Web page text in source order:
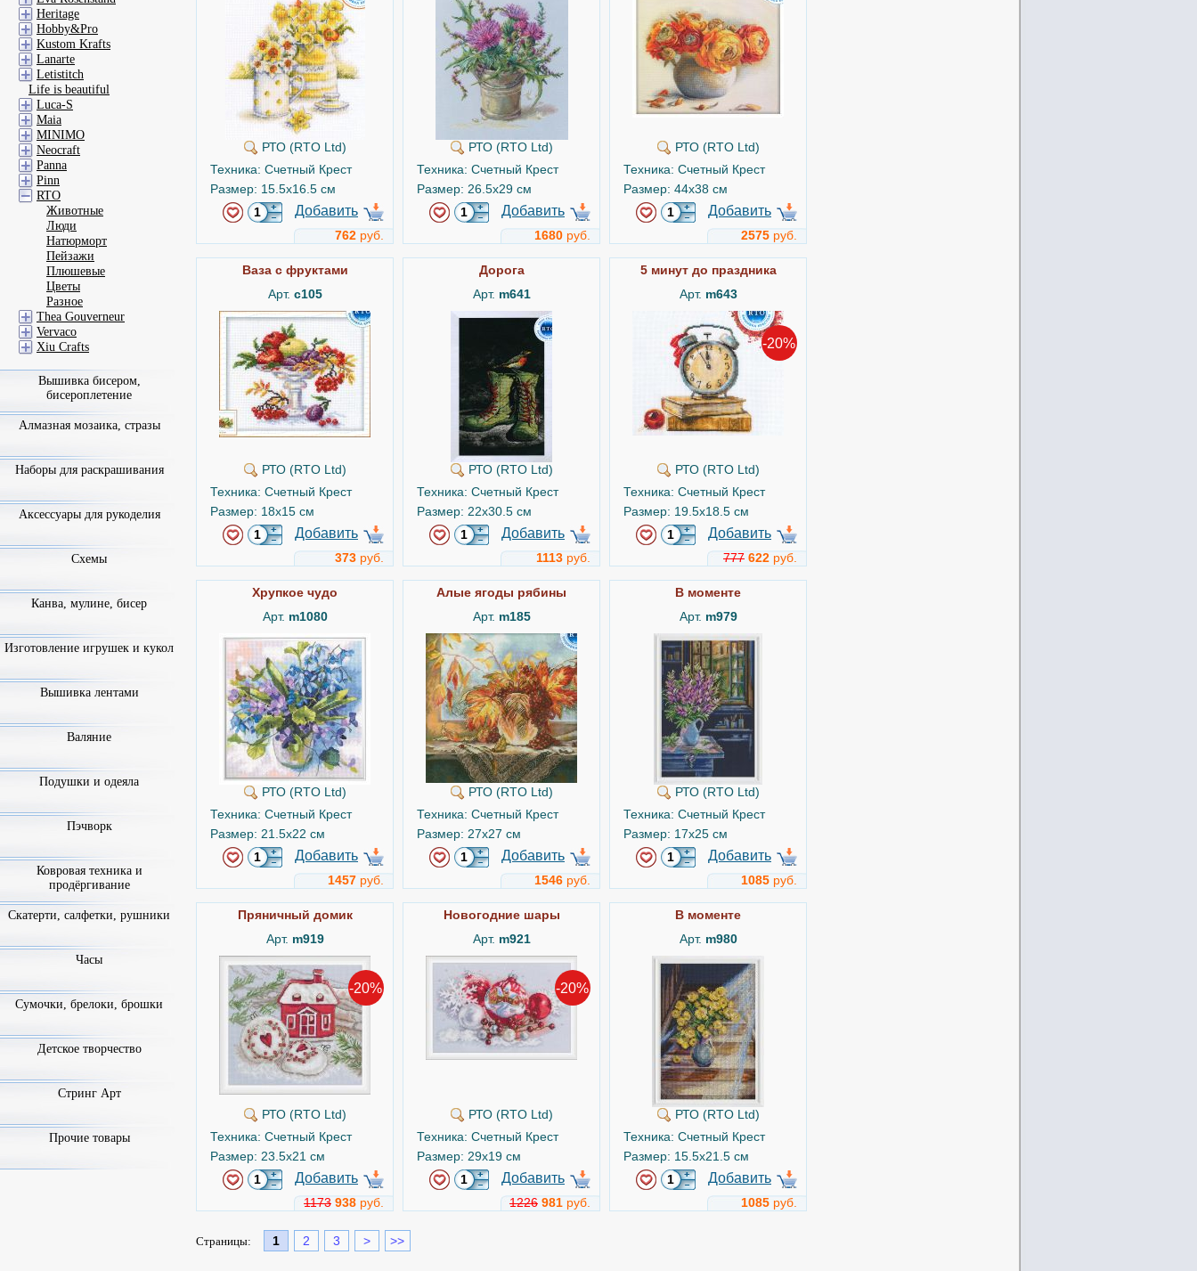
РТО (RTO Ltd)
Техника: Счетный Крест
Размер: 15.5x16.5 см
Добавить
762 руб.
РТО (RTO Ltd)
Техника: Счетный Крест
Размер: 26.5x29 см
Добавить
1680 руб.
РТО (RTO Ltd)
Техника: Счетный Крест
Размер: 44x38 см
Добавить
2575 руб.
Ваза с фруктами
Арт. c105
РТО (RTO Ltd)
Техника: Счетный Крест
Размер: 18x15 см
Добавить
373 руб.
Дорога
Арт. m641
РТО (RTO Ltd)
Техника: Счетный Крест
Размер: 22x30.5 см
Добавить
1113 руб.
5 минут до праздника
Арт. m643
-20%
РТО (RTO Ltd)
Техника: Счетный Крест
Размер: 19.5x18.5 см
Добавить
777 622 руб.
Хрупкое чудо
Арт. m1080
РТО (RTO Ltd)
Техника: Счетный Крест
Размер: 21.5x22 см
Добавить
1457 руб.
Алые ягоды рябины
Арт. m185
РТО (RTO Ltd)
Техника: Счетный Крест
Размер: 27x27 см
Добавить
1546 руб.
В моменте
Арт. m979
РТО (RTO Ltd)
Техника: Счетный Крест
Размер: 17x25 см
Добавить
1085 руб.
Пряничный домик
Арт. m919
-20%
РТО (RTO Ltd)
Техника: Счетный Крест
Размер: 23.5x21 см
Добавить
1173 938 руб.
Новогодние шары
Арт. m921
-20%
РТО (RTO Ltd)
Техника: Счетный Крест
Размер: 29x19 см
Добавить
1226 981 руб.
В моменте
Арт. m980
РТО (RTO Ltd)
Техника: Счетный Крест
Размер: 15.5x21.5 см
Добавить
1085 руб.
Страницы: 1 2 3 > >>
Heritage
Hobby&Pro
Kustom Krafts
Lanarte
Letistitch
Life is beautiful
Luca-S
Maia
MINIMO
Neocraft
Panna
Pinn
RTO
Животные
Люди
Натюрморт
Пейзажи
Плюшевые
Цветы
Разное
Thea Gouverneur
Vervaco
Xiu Crafts
Вышивка бисером,
бисероплетение
Алмазная мозаика, стразы
Наборы для раскрашивания
Аксессуары для рукоделия
Схемы
Канва, мулине, бисер
Изготовление игрушек и кукол
Вышивка лентами
Валяние
Подушки и одеяла
Пэчворк
Ковровая техника и
продёргивание
Скатерти, салфетки, рушники
Часы
Сумочки, брелоки, брошки
Детское творчество
Стринг Арт
Прочие товары